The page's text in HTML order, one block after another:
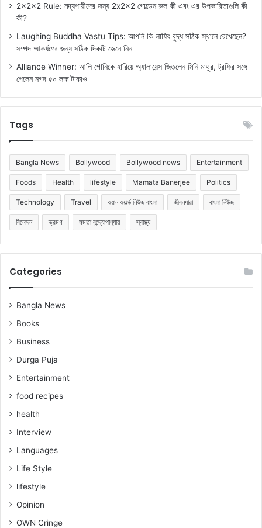
2x2x2 Rule: মদ্যপায়ীদের জন্য 2x2x2 গোল্ডেন রুল কী এবং এর উপকারিতাগুলি কী
কী?
Laughing Buddha Vastu Tips: আপনি কি লাফিং বুদ্ধ সঠিক স্থানে রেখেছেন?
সম্পদ আকর্ষণের জন্য সঠিক দিকটি জেনে নিন
Alliance Winner: আলি গোনিকে হারিয়ে অ্যালায়েন্স জিতলেন মিনি মাথুর, ট্রফির সঙ্গে
পেলেন নগদ ৫০ লক্ষ টাকাও
Tags
Bangla News Bollywood Bollywood news Entertainment
Foods Health lifestyle Mamata Banerjee Politics
Technology Travel ওয়ান ওয়ার্ল্ড নিউজ বাংলা জীবনধারা বাংলা নিউজ
বিনোদন ভ্রমণ মমতা বন্দ্যোপাধ্যায় স্বাস্থ্য
Categories
Bangla News
Books
Business
Durga Puja
Entertainment
food recipes
health
Interview
Languages
Life Style
lifestyle
Opinion
OWN Cringe